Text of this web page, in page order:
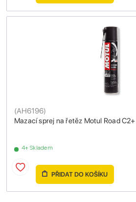
Mazací sprej na řetěz Motul Road
(AH6196)
4+ Skladem
PŘIDAT DO KOŠÍKU